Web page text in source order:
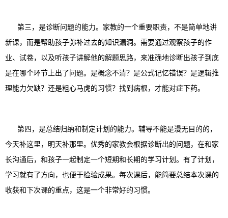
第三，是诊断问题的能力。家教的一个重要职责，不是简单地讲
新课，而是帮助孩子弥补过去的知识漏洞。需要通过观察孩子的作
业、试卷，以及听孩子讲解他的解题思路，来准确地诊断出孩子到底
是在哪个环节上出了问题。是概念不清？是公式记忆错误？是逻辑推
理能力欠缺？还是粗心马虎的习惯？找到病根，才能对症下药。
第四，是总结归纳和制定计划的能力。辅导不能是漫无目的的，
今天补这里，明天补那里。优秀的家教会根据诊断出的问题，在和家
长沟通后，和孩子一起制定一个短期和长期的学习计划。有了计划，
学习就有了方向，也便于检验成果。每次课后，能简要总结本次课的
收获和下次课的重点，这是一个非常好的习惯。